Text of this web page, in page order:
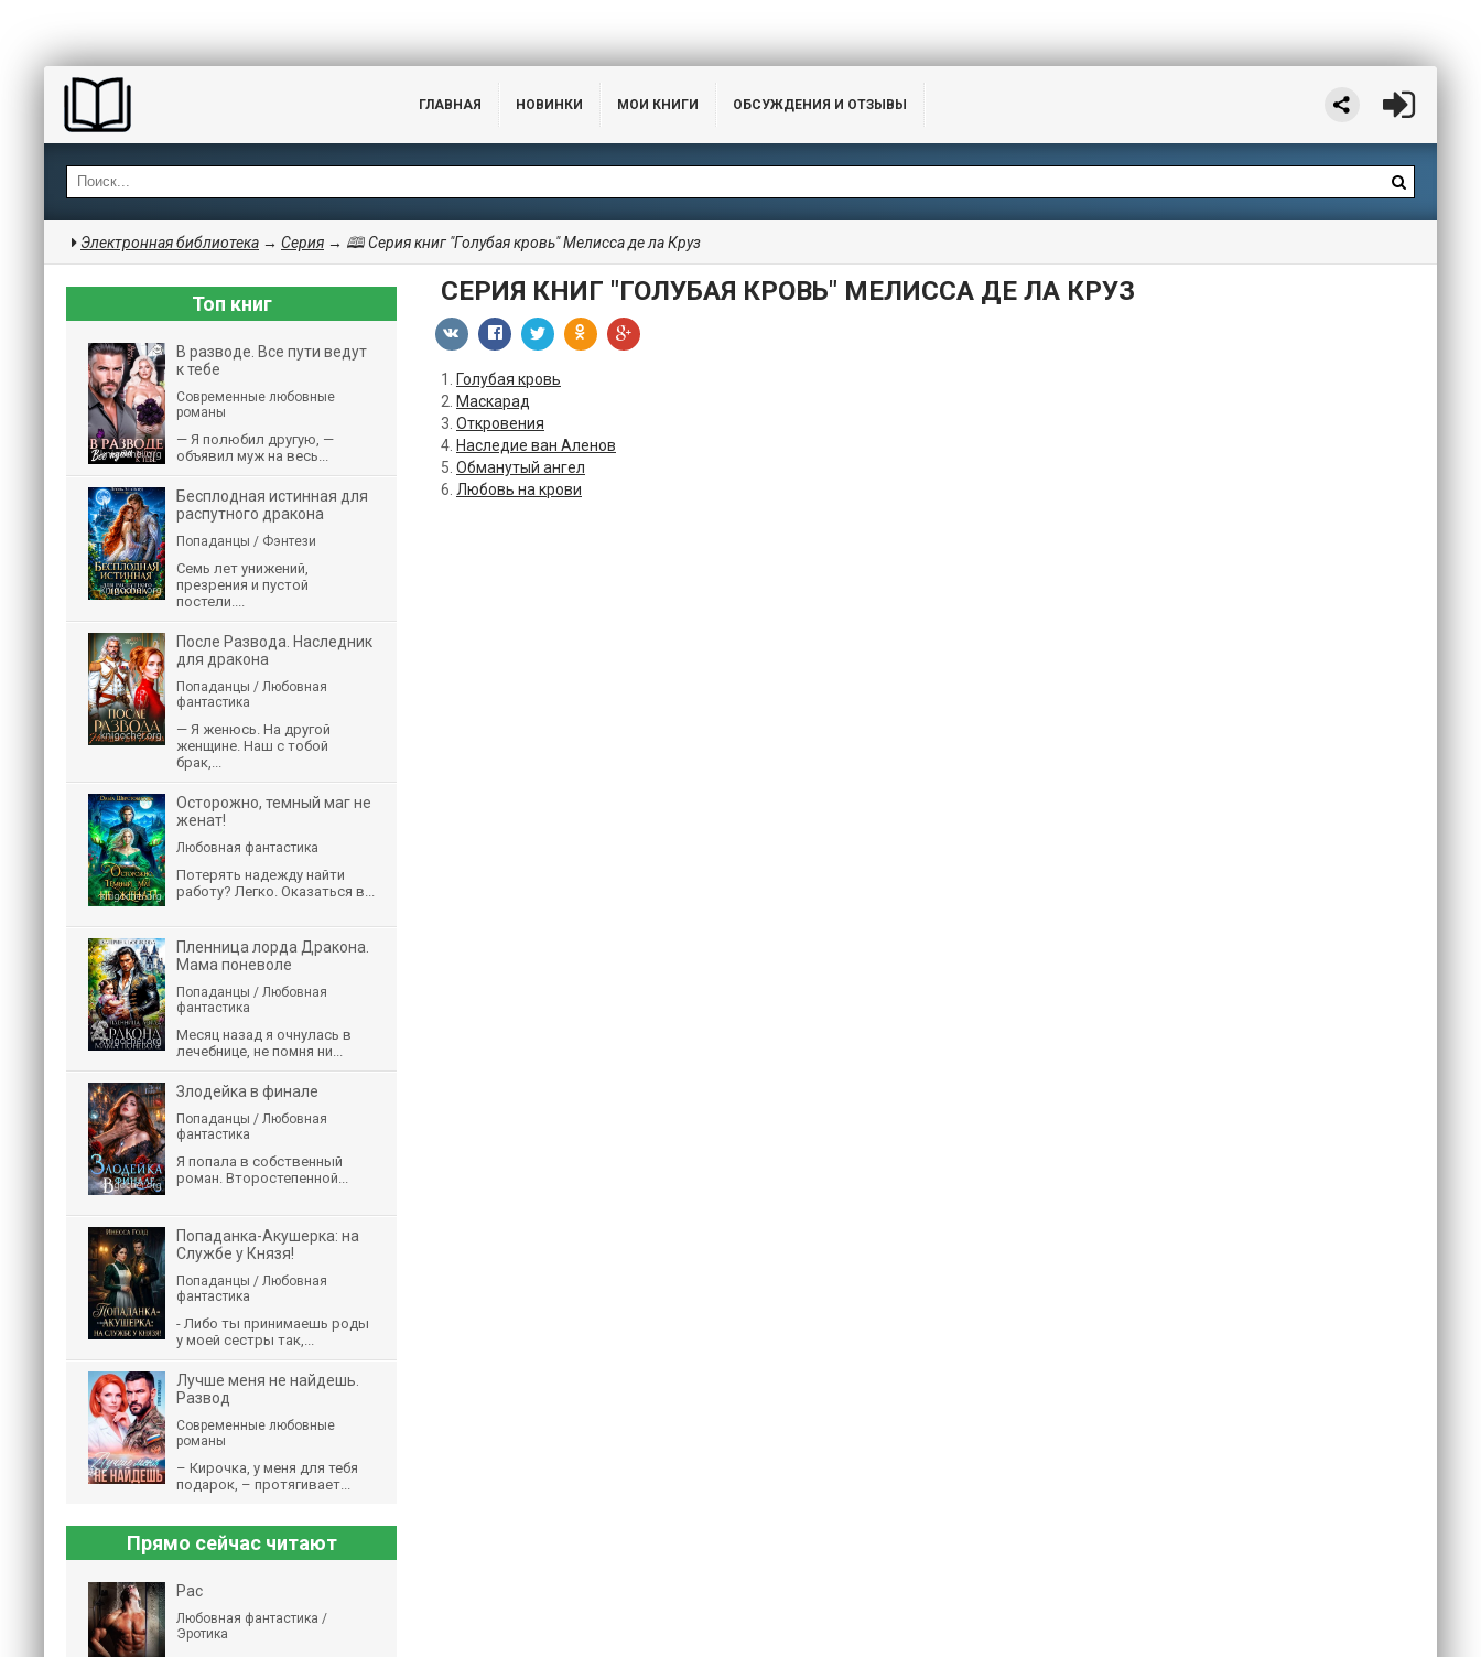
ГЛАВНАЯ НОВИНКИ МОИ КНИГИ ОБСУЖДЕНИЯ И ОТЗЫВЫ
Электронная библиотека → Серия → 🕮 Серия книг "Голубая кровь" Мелисса де ла Круз
СЕРИЯ КНИГ "ГОЛУБАЯ КРОВЬ" МЕЛИССА ДЕ ЛА КРУЗ
1.
Голубая кровь
2. Маскарад
3. Откровения
4. Наследие ван Аленов
5. Обманутый ангел
6. Любовь на крови
Топ книг
В разводе. Все пути ведут
к тебе
Современные любовные
романы
— Я полюбил другую, —
объявил муж на весь...
Бесплодная истинная для
распутного дракона
Попаданцы / Фэнтези
Семь лет унижений,
презрения и пустой
постели....
После Развода. Наследник
для дракона
Попаданцы / Любовная
фантастика
— Я женюсь. На другой
женщине. Наш с тобой
брак,...
Осторожно, темный маг не
женат!
Любовная фантастика
Потерять надежду найти
работу? Легко. Оказаться в...
Пленница лорда Дракона.
Мама поневоле
Попаданцы / Любовная
фантастика
Месяц назад я очнулась в
лечебнице, не помня ни...
Злодейка в финале
Попаданцы / Любовная
фантастика
Я попала в собственный
роман. Второстепенной...
Попаданка-Акушерка: на
Службе у Князя!
Попаданцы / Любовная
фантастика
- Либо ты принимаешь роды
у моей сестры так,...
Лучше меня не найдешь.
Развод
Современные любовные
романы
– Кирочка, у меня для тебя
подарок, – протягивает...
Прямо сейчас читают
Рас
Любовная фантастика /
Эротика